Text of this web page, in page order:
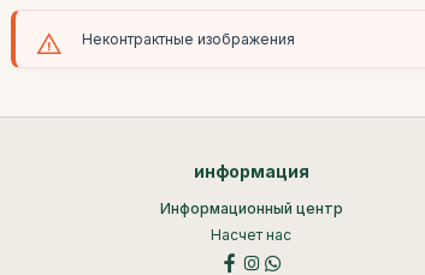
Неконтрактные изображения
информация
Информационный центр
Насчет нас